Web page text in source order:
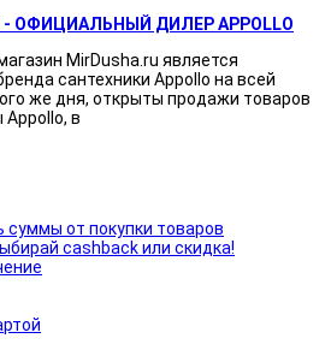
- ОФИЦИАЛЬНЫЙ ДИЛЕР APPOLLO
MirDusha.ru является
сантехники Appollo на всей
же дня, открыты продажи товаров
в
от покупки товаров
cashback или скидка!